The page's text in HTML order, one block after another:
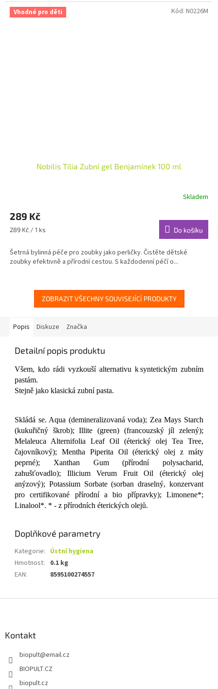
Vhodné pro děti
Nobilis Tilia Zubní gel Benjamínek 100 ml
produktu
je
4,9
5
hvězdiček.
Skladem
289 Kč
Měrná
289 Kč / 1 ks Do košíku
Šetrná bylinná péče pro zoubky jako perličky. Čistěte dětské
zoubky efektivně a přírodní cestou. S každodenní péčí o...
Kód: N0226M
ZOBRAZIT VŠECHNY SOUVISEJÍCÍ PRODUKTY
Popis Diskuze Značka
Detailní popis produktu
Všem, kdo rádi vyzkouší alternativu k syntetickým zubním
pastám.
Stejně jako klasická zubní pasta.
Skládá se. Aqua (demineralizovaná voda); Zea Mays Starch
(kukuřičný škrob); Illite (green) (francouzský jíl zelený);
Melaleuca Alternifolia Leaf Oil (éterický olej Tea Tree,
čajovníkový); Mentha Piperita Oil (éterický olej z máty
peprné); Xanthan Gum (přírodní polysacharid,
zahušťovadlo); Illicium Verum Fruit Oil (éterický olej
anýzový); Potassium Sorbate (sorban draselný, konzervant
pro certifikované přírodní a bio přípravky); Limonene*;
Linalool*. * - z přírodních éterických olejů.
Doplňkové parametry
Kategorie: Ústní hygiena
Hmotnost:
0.1 kg
EAN: 8595100274557
Kontakt
biopult@email.cz
BIOPULT.CZ
biopult.cz